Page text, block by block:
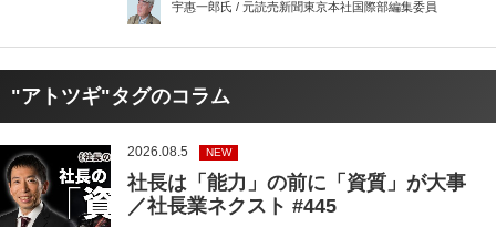
宇惠一郎氏 / 元読売新聞東京本社国際部編集委員
"アトツギ"タグのコラム
2026.08.5 NEW
社長は「能力」の前に「資質」が大事
／社長業ネクスト #445